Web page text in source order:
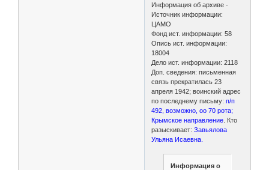
Информация об архиве -
Источник информации:
ЦАМО
Фонд ист. информации: 58
Опись ист. информации:
18004
Дело ист. информации: 2118
Доп. сведения: письменная
связь прекратилась 23
апреля 1942; воинский адрес
по последнему письму:п/п
492, возможно, оо 70 рота;
Крымское направление . Кто
разыскивает:Завьялова
Ульяна Исаевна.
Информация о